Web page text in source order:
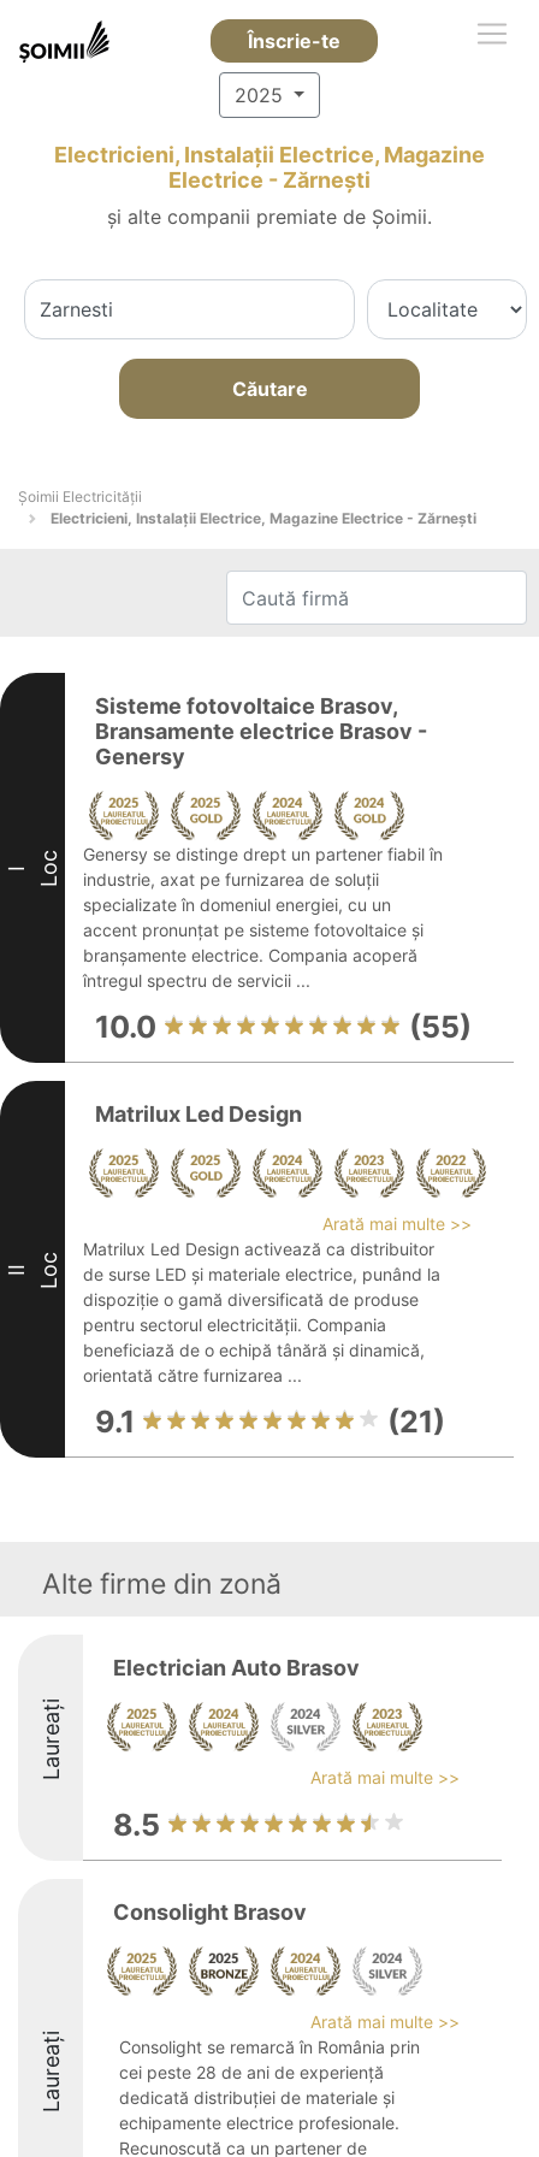
Înscrie-te
2025
Electricieni, Instalații Electrice, Magazine
Electrice - Zărneşti
și alte companii premiate de Șoimii.
Căutare
Șoimii Electricității
Electricieni, Instalații Electrice, Magazine Electrice - Zărneşti
I Loc
Sisteme fotovoltaice Brasov,
Bransamente electrice Brasov -
Genersy
Genersy se distinge drept un partener fiabil în
industrie, axat pe furnizarea de soluții
specializate în domeniul energiei, cu un
accent pronunțat pe sisteme fotovoltaice și
branșamente electrice. Compania acoperă
întregul spectru de servicii ...
10.0 (55)
II Loc
Matrilux Led Design
Arată mai multe >>
Matrilux Led Design activează ca distribuitor
de surse LED și materiale electrice, punând la
dispoziție o gamă diversificată de produse
pentru sectorul electricității. Compania
beneficiază de o echipă tânără și dinamică,
orientată către furnizarea ...
9.1 (21)
Alte firme din zonă
Laureați
Electrician Auto Brasov
Arată mai multe >>
8.5
Laureați
Consolight Brasov
Arată mai multe >>
Consolight se remarcă în România prin
cei peste 28 de ani de experiență
dedicată distribuției de materiale și
echipamente electrice profesionale.
Recunoscută ca un partener de